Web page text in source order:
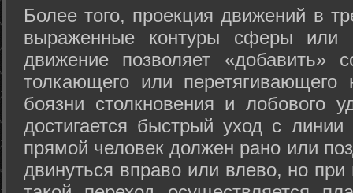
Более того, проекция движений в
выраженные контуры сферы или
движение позволяет «добавить»
толкающего или перетягивающего
боязни столкновения и лобового
достигается быстрый уход с
прямой человек должен рано или
двинуться вправо или влево, но